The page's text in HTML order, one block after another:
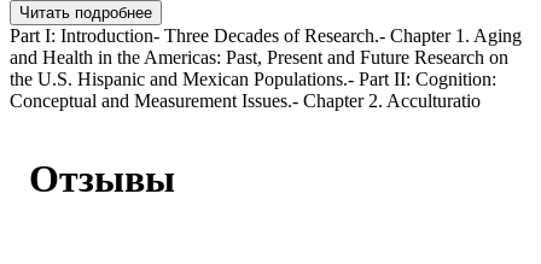
Читать подробнее
Part I: Introduction- Three Decades of Research.- Chapter 1. Aging
and Health in the Americas: Past, Present and Future Research on
the U.S. Hispanic and Mexican Populations.- Part II: Cognition:
Conceptual and Measurement Issues.- Chapter 2. Acculturatio
Отзывы